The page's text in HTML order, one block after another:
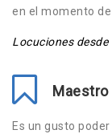
en el momento de
Locuciones desde
Es un gusto